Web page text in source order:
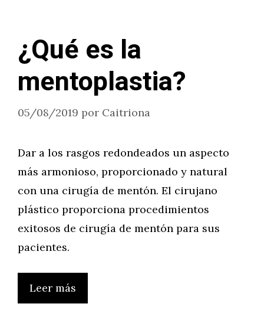
¿Qué es la
mentoplastia?
05/08/2019 por Caitriona
Dar a los rasgos redondeados un aspecto
más armonioso, proporcionado y natural
con una cirugía de mentón. El cirujano
plástico proporciona procedimientos
exitosos de cirugía de mentón para sus
pacientes.
Leer más